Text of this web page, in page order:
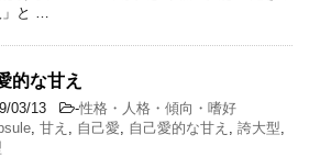
と …
的な甘え
03/13 -性格・人格・傾向・嗜好
甘え 自己愛 自己愛的な甘え 誇大型